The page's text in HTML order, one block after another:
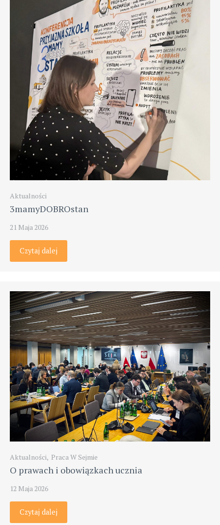
Aktualności
3mamyDOBROstan
21 Maja 2026
Czytaj dalej
Aktualności, Praca W Sejmie
O prawach i obowiązkach ucznia
12 Maja 2026
Czytaj dalej